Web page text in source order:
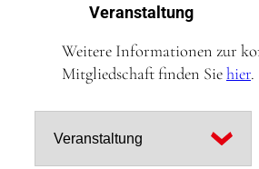
Veranstaltung
Weitere Informationen zur
Mitgliedschaft finden Siehier.
Filter